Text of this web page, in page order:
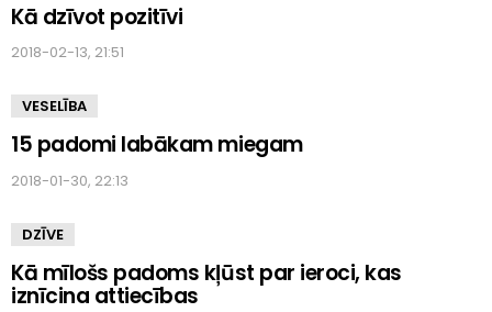
Kā dzīvot pozitīvi
2018-02-13, 21:51
VESELĪBA
15 padomi labākam miegam
2018-01-30, 22:13
DZĪVE
Kā mīlošs padoms kļūst par ieroci, kas
iznīcina attiecības